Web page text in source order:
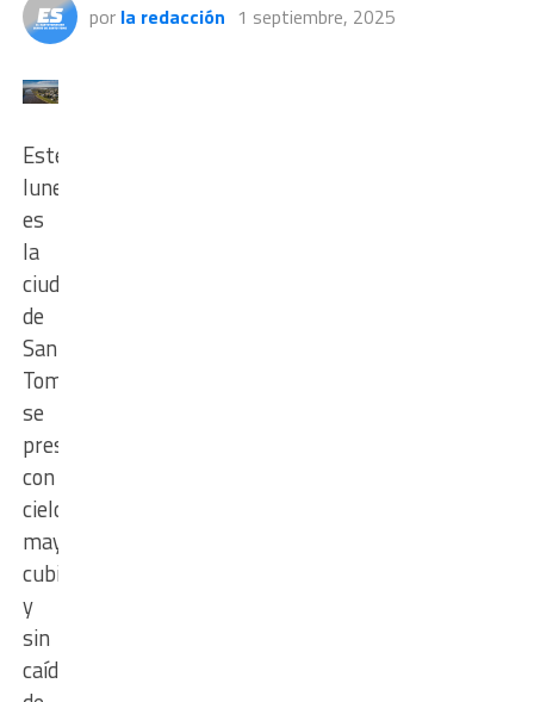
por la redacción 1 septiembre, 2025
Este
lunes
es
la
ciudad
de
Santo
Tomé
se
presentó
con
cielo
mayormente
cubierto
y
sin
caída